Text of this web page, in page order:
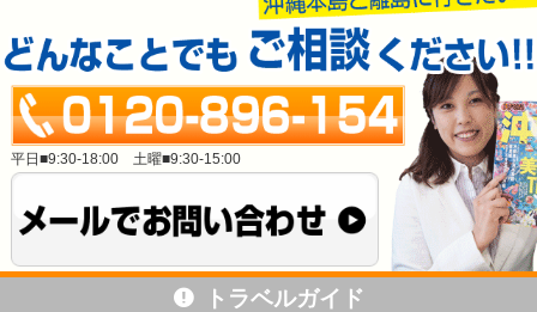
平日■9:30-18:00 土曜■9:30-15:00
トラベルガイド